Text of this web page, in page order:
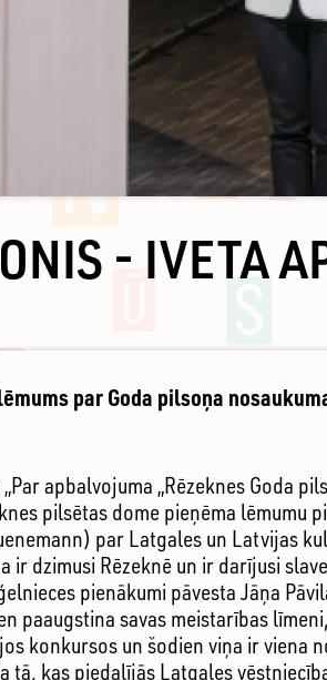
- IVETA
par Goda pilsoņa
apbalvojuma „Rēzeknes Goda
pilsētas dome pieņēma lēmumu
par Latgales un Latvijas
dzimusi Rēzeknē un ir darījusi
pienākumi pāvesta Jāņa
paaugstina savas meistarības
konkursos un šodien viņa ir viena
kas piedalījās Latgales